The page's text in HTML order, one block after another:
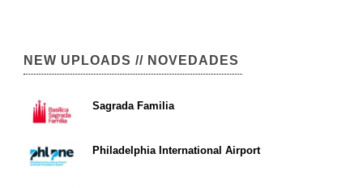
NEW UPLOADS // NOVEDADES
Sagrada Familia
Philadelphia International Airport